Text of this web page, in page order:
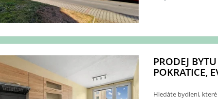
PRODEJ
POKRATICE,
Hledáte bydlení,